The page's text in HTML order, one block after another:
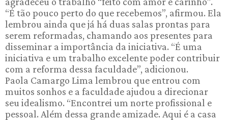
“É tão pouco perto do que recebemos”, afirmou. Ela
lembrou ainda que já há duas salas prontas para
serem reformadas, chamando aos presentes para
disseminar a importância da iniciativa. “É uma
iniciativa e um trabalho excelente poder contribuir
com a reforma dessa faculdade”, adicionou.
Paola Camargo Lima lembrou que entrou com
muitos sonhos e a faculdade ajudou a direcionar
seu idealismo. “Encontrei um norte profissional e
pessoal. Além dessa grande amizade. Aqui é a casa